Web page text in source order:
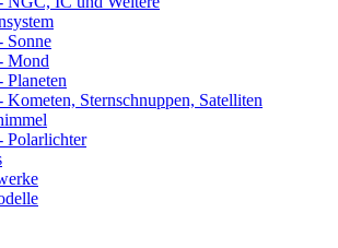
Sonne
Mond
Planeten
Kometen, Sternschnuppen, Satelliten
Polarlichter